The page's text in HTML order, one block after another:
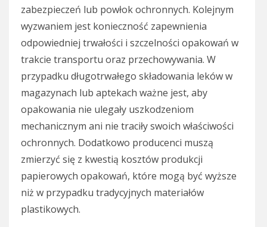
zabezpieczeń lub powłok ochronnych. Kolejnym
wyzwaniem jest konieczność zapewnienia
odpowiedniej trwałości i szczelności opakowań w
trakcie transportu oraz przechowywania. W
przypadku długotrwałego składowania leków w
magazynach lub aptekach ważne jest, aby
opakowania nie ulegały uszkodzeniom
mechanicznym ani nie traciły swoich właściwości
ochronnych. Dodatkowo producenci muszą
zmierzyć się z kwestią kosztów produkcji
papierowych opakowań, które mogą być wyższe
niż w przypadku tradycyjnych materiałów
plastikowych.